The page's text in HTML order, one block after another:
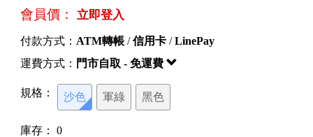
會員價： 立即登入
付款方式： ATM轉帳/信用卡/LinePay
運費方式： 門市自取 - 免運費
規格： 沙色 軍綠 黑色
庫存： 0